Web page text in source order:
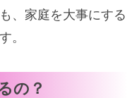
、家庭を大事にする
。
の？